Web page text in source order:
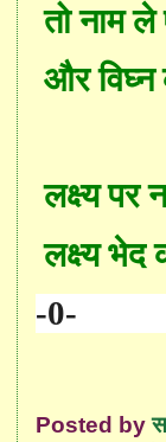
तो नाम
और
लक्ष्य पर
लक्ष्य
-0-
Posted by